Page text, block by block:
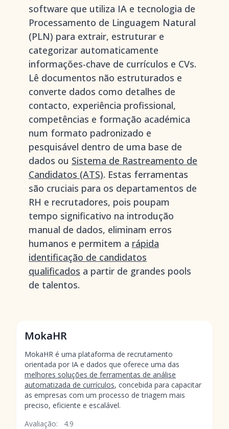
software que utiliza IA e tecnologia de
Processamento de Linguagem Natural
(PLN) para extrair, estruturar e
categorizar automaticamente
informações-chave de currículos e CVs.
Lê documentos não estruturados e
converte dados como detalhes de
contacto, experiência profissional,
competências e formação académica
num formato padronizado e
pesquisável dentro de uma base de
dados ou Sistema de Rastreamento de
Candidatos (ATS). Estas ferramentas
são cruciais para os departamentos de
RH e recrutadores, pois poupam
tempo significativo na introdução
manual de dados, eliminam erros
humanos e permitem a rápida
identificação de candidatos
qualificados a partir de grandes pools
de talentos.
MokaHR
MokaHR é uma plataforma de recrutamento
orientada por IA e dados que oferece uma das
melhores soluções de ferramentas de análise
automatizada de currículos, concebida para capacitar
as empresas com um processo de triagem mais
preciso, eficiente e escalável.
Avaliação:
4.9